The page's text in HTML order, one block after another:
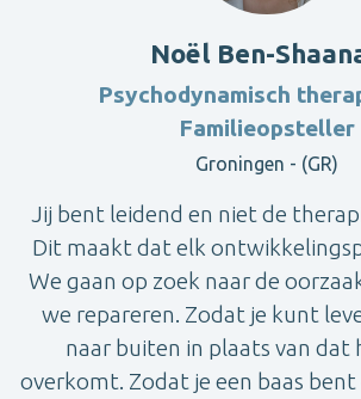
Noël Ben-
Psychodynamisch
Familieopsteller
Groningen - (GR)
Jij bent leidend en niet de
Dit maakt dat elk
We gaan op zoek naar de
we repareren. Zodat je kunt
naar buiten in plaats van dat
overkomt. Zodat je een baas